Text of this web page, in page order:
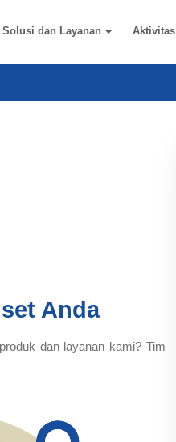
Solusi dan Layanan Aktivitas
Anda
dan layanan kami? Tim